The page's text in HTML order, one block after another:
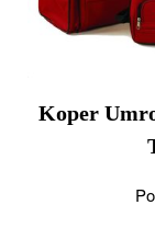
Koper